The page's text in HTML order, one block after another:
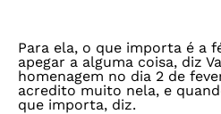
Para ela, o que importa é a
apegar a alguma coisa, diz
homenagem no dia 2 de
acredito muito nela, e
que importa, diz.